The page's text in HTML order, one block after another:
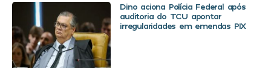
Dino aciona Polícia Federal após
auditoria do TCU apontar
irregularidades em emendas PIX